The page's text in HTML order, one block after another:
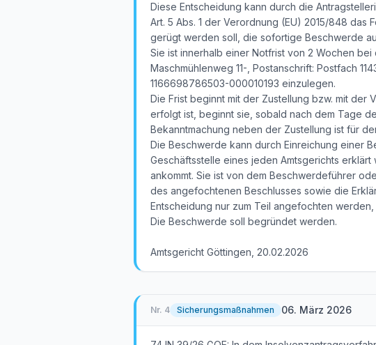
Diese Entscheidung kann durch die
Art. 5 Abs. 1 der Verordnung (EU) 2015/848
gerügt werden soll, die sofortige Beschwerde
Sie ist innerhalb einer Notfrist von 2 Wochen
Maschmühlenweg 11-, Postanschrift: Postfach
1166698786503-000010193 einzulegen.
Die Frist beginnt mit der Zustellung bzw. mit der
erfolgt ist, beginnt sie, sobald nach dem Tage
Bekanntmachung neben der Zustellung ist für
Die Beschwerde kann durch Einreichung einer
Geschäftsstelle eines jeden Amtsgerichts
ankommt. Sie ist von dem Beschwerdeführer
des angefochtenen Beschlusses sowie die
Entscheidung nur zum Teil angefochten
Die Beschwerde soll begründet werden.
Amtsgericht Göttingen, 20.02.2026
Nr. 4 Sicherungsmaßnahmen 06. März 2026